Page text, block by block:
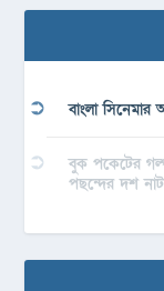
বাংলা
বুক পকেটের
পছন্দের দশ